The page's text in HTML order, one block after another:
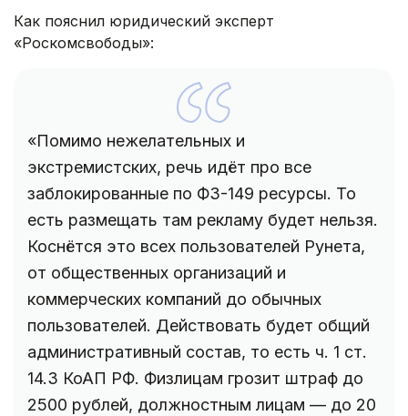
Как пояснил юридический эксперт
«Роскомсвободы»:
«Помимо нежелательных и
экстремистских, речь идёт про все
заблокированные по ФЗ-149 ресурсы. То
есть размещать там рекламу будет нельзя.
Коснётся это всех пользователей Рунета,
от общественных организаций и
коммерческих компаний до обычных
пользователей. Действовать будет общий
административный состав, то есть ч. 1 ст.
14.3 КоАП РФ. Физлицам грозит штраф до
2500 рублей, должностным лицам — до 20